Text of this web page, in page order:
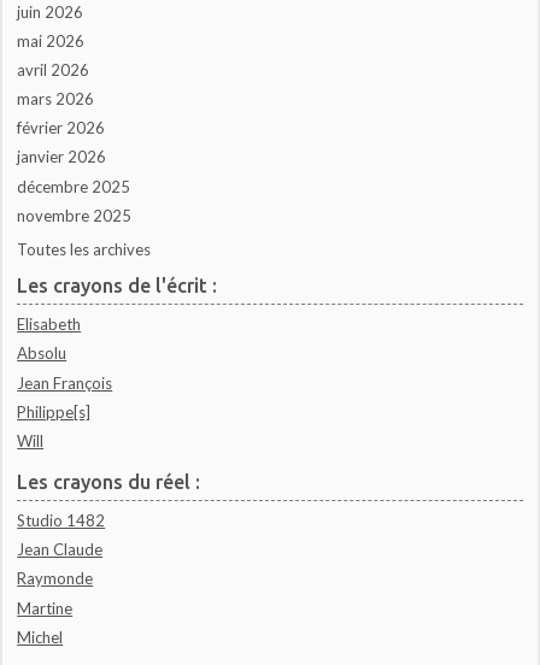
juin 2026
mai 2026
avril 2026
mars 2026
février 2026
janvier 2026
décembre 2025
novembre 2025
Toutes les archives
Les crayons de l'écrit :
Elisabeth
Absolu
Jean François
Philippe[s]
Will
Les crayons du réel :
Studio 1482
Jean Claude
Raymonde
Martine
Michel